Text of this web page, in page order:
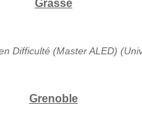
Grasse
Difficulté (Master ALED)
Grenoble